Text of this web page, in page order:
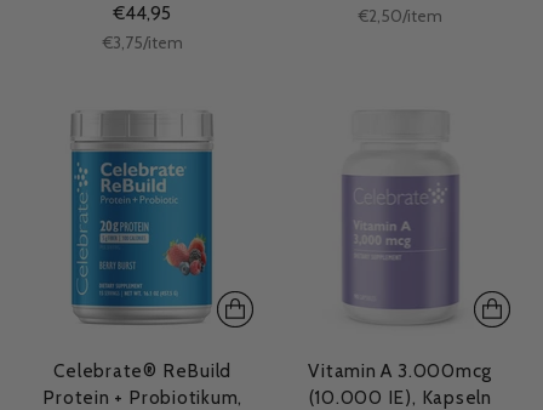
€44,95
Stückpreis
€3,75/per
item
Stückpreis
€2,50/per
item
Celebrate® ReBuild
Protein + Probiotikum,
Vitamin A 3.000mcg
(10.000 IE), Kapseln